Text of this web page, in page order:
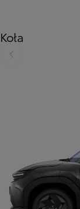
Koła
Poprzedni